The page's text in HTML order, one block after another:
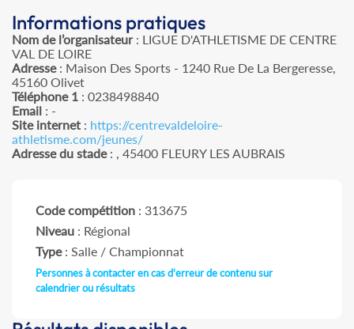
Informations pratiques
Nom de l’organisateur: LIGUE D'ATHLETISME DE CENTRE
VAL DE LOIRE
Adresse: Maison Des Sports - 1240 Rue De La Bergeresse,
45160 Olivet
Téléphone 1 : 0238498840
Email : -
Site internet : https://centrevaldeloire-
athletisme.com/jeunes/
Adresse du stade: , 45400 FLEURY LES AUBRAIS
Code compétition : 313675
Niveau : Régional
Type: Salle / Championnat
Personnes à contacter en cas d'erreur de contenu sur
calendrier ou résultats